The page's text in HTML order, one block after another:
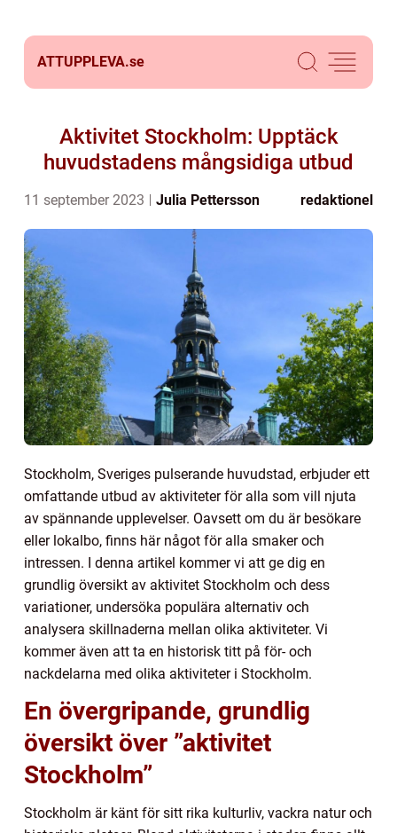
ATTUPPLEVA.se
Aktivitet Stockholm: Upptäck
huvudstadens mångsidiga utbud
11 september 2023 Julia Pettersson redaktionel
Stockholm, Sveriges pulserande huvudstad, erbjuder ett
omfattande utbud av aktiviteter för alla som vill njuta
av spännande upplevelser. Oavsett om du är besökare
eller lokalbo, finns här något för alla smaker och
intressen. I denna artikel kommer vi att ge dig en
grundlig översikt av aktivitet Stockholm och dess
variationer, undersöka populära alternativ och
analysera skillnaderna mellan olika aktiviteter. Vi
kommer även att ta en historisk titt på för- och
nackdelarna med olika aktiviteter i Stockholm.
En övergripande, grundlig
översikt över ”aktivitet
Stockholm”
Stockholm är känt för sitt rika kulturliv, vackra natur och